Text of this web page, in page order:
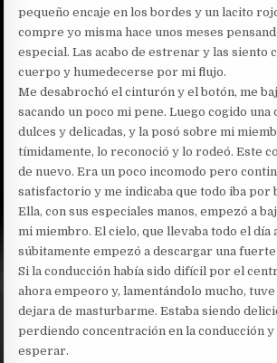
pequeño encaje en los bordes y un lacito
compre yo misma hace unos meses
especial. Las acabo de estrenar y las siento
cuerpo y humedecerse por mi flujo.
Me desabrochó el cinturón y el botón, me
sacando un poco mi pene. Luego cogido una
dulces y delicadas, y la posó sobre mi
tímidamente, lo reconoció y lo rodeó. Este
de nuevo. Era un poco incomodo pero
satisfactorio y me indicaba que todo iba por
Ella, con sus especiales manos, empezó a
mi miembro. El cielo, que llevaba todo el día
súbitamente empezó a descargar una fuerte
Si la conducción había sido difícil por el
ahora empeoro y, lamentándolo mucho,
dejara de masturbarme. Estaba siendo
perdiendo concentración en la conducción
esperar.